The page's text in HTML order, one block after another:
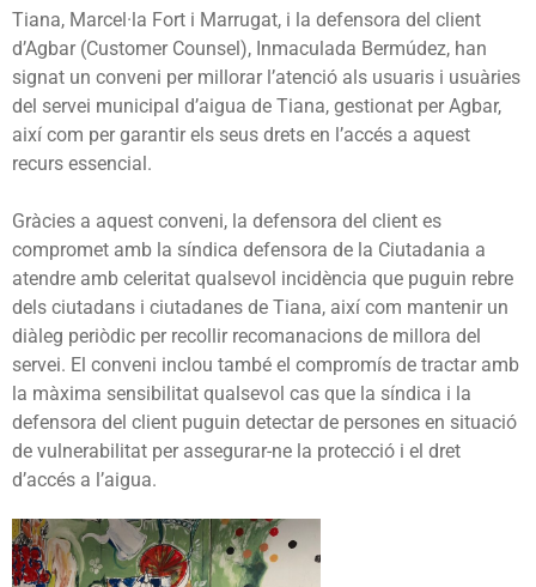
Tiana, Marcel·la Fort i Marrugat, i la defensora del client
d’Agbar (Customer Counsel), Inmaculada Bermúdez, han
signat un conveni per millorar l’atenció als usuaris i usuàries
del servei municipal d’aigua de Tiana, gestionat per Agbar,
així com per garantir els seus drets en l’accés a aquest
recurs essencial.
Gràcies a aquest conveni, la defensora del client es
compromet amb la síndica defensora de la Ciutadania a
atendre amb celeritat qualsevol incidència que puguin rebre
dels ciutadans i ciutadanes de Tiana, així com mantenir un
diàleg periòdic per recollir recomanacions de millora del
servei. El conveni inclou també el compromís de tractar amb
la màxima sensibilitat qualsevol cas que la síndica i la
defensora del client puguin detectar de persones en situació
de vulnerabilitat per assegurar-ne la protecció i el dret
d’accés a l’aigua.